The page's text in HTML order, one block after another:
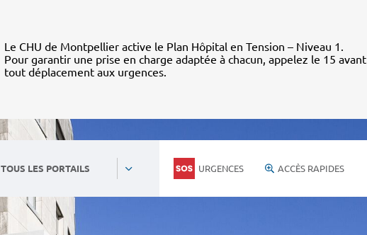
Le CHU de Montpellier active le Plan Hôpital en Tension – Niveau 1.
Pour garantir une prise en charge adaptée à chacun, appelez le 15 avant
tout déplacement aux urgences.
TOUS LES PORTAILS URGENCES ACCÈS RAPIDES